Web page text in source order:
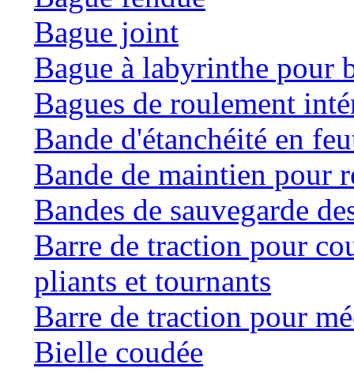
Bague joint
Bague à labyrinthe pour
Bagues de roulement
Bande d'étanchéité en
Bande de maintien pour
Bandes de sauvegarde
Barre de traction pour
pliants et tournants
Barre de traction pour
Bielle coudée